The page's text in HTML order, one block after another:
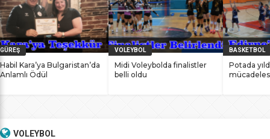
GÜREŞ
Habil Kara’ya Bulgaristan’da
Anlamlı Ödül
VOLEYBOL
Midi Voleybolda finalistler
belli oldu
BASKETBOL
Potada
VOLEYBOL